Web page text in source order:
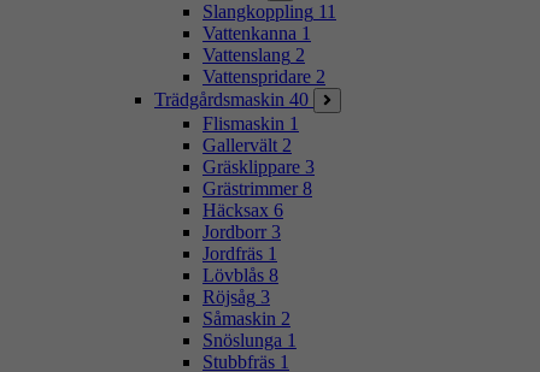
Slangkoppling 11
Vattenkanna 1
Vattenslang 2
Vattenspridare 2
Trädgårdsmaskin 40
Flismaskin 1
Gallervält 2
Gräsklippare 3
Grästrimmer 8
Häcksax 6
Jordborr 3
Jordfräs 1
Lövblås 8
Röjsåg 3
Såmaskin 2
Snöslunga 1
Stubbfräs 1